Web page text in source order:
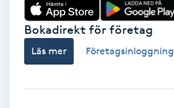
Volymfransar
Vårtor
Bokadirekt för företag
Läs mer Företagsinloggning